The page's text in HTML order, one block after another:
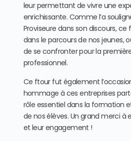
leur permettant de vivre une
enrichissante. Comme l’a
Proviseure dans son discours,
dans le parcours de nos jeunes,
de se confronter pour la
professionnel.
Ce ftour fut également
hommage à ces entreprises
rôle essentiel dans la formation
de nos élèves. Un grand merci à
et leur engagement !